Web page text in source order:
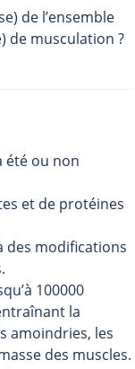
de l’ensemble
de musculation ?
été ou non
et de protéines
des modifications
100000
la
amoindries, les
des muscles.